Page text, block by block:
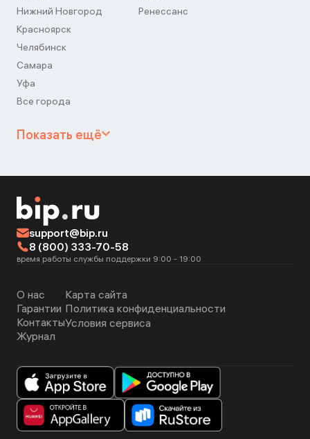
Нижний Новгород
Красноярск
Челябинск
Самара
Уфа
Все города
Ренессанс
Показать ещё
support@bip.ru
8 (800) 333-70-58
время работы службы поддержки 9:00 - 19:00
О нас
Гарантии
Контакты
Журнал
Карта сайта
Политика конфиденциальности
Условия сервиса